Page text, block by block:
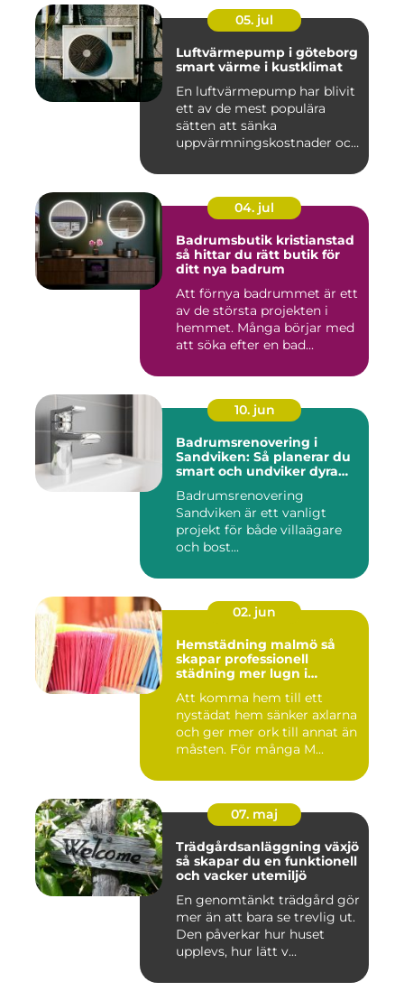
05. jul
Luftvärmepump i göteborg
smart värme i kustklimat
En luftvärmepump har blivit
ett av de mest populära
sätten att sänka
uppvärmningskostnader och
04. jul
Badrumsbutik kristianstad
så hittar du rätt butik för
ditt nya badrum
Att förnya badrummet är ett
av de största projekten i
hemmet. Många börjar med
att söka efter en bad...
10. jun
Badrumsrenovering i
Sandviken: Så planerar du
smart och undviker dyra
Badrumsrenovering
Sandviken är ett vanligt
projekt för både villaägare
och bost...
02. jun
Hemstädning malmö så
skapar professionell
städning mer lugn i
Att komma hem till ett
nystädat hem sänker axlarna
och ger mer ork till annat än
måsten. För många M...
07. maj
Trädgårdsanläggning växjö
så skapar du en funktionell
och vacker utemiljö
En genomtänkt trädgård gör
mer än att bara se trevlig ut.
Den påverkar hur huset
upplevs, hur lätt v...